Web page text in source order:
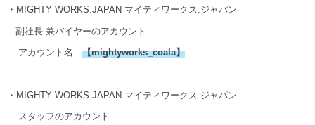
・MIGHTY WORKS.JAPAN マイティワークス.ジャパン
副社長 兼バイヤーのアカウント
アカウント名 【mightyworks_coala】
・MIGHTY WORKS.JAPAN マイティワークス.ジャパン
スタッフのアカウント